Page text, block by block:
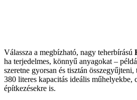
Válassza a megbízható, nagy teherbírású
ha terjedelmes, könnyű anyagokat –
szeretne gyorsan és tisztán
380 literes kapacitás ideális műhelyekbe,
építkezésekre is.